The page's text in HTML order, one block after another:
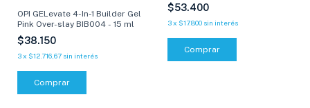
OPI GELevate 4-In-1 Builder Gel
Pink Over-slay BIB004 - 15 ml
$38.150
3x $12.716,67 sin interés
$53.400
3 x $17.800 sin interés